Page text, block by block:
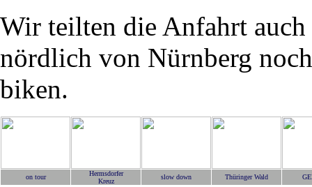
Wir teilten die Anfahrt
nördlich von Nürnberg
biken.
on tour
Hermsdorfer
Kreuz
slow down Thüringer Wald